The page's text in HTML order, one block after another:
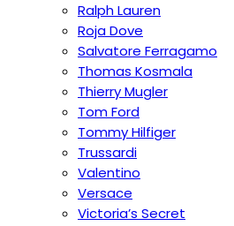
Ralph Lauren
Roja Dove
Salvatore Ferragamo
Thomas Kosmala
Thierry Mugler
Tom Ford
Tommy Hilfiger
Trussardi
Valentino
Versace
Victoria’s Secret